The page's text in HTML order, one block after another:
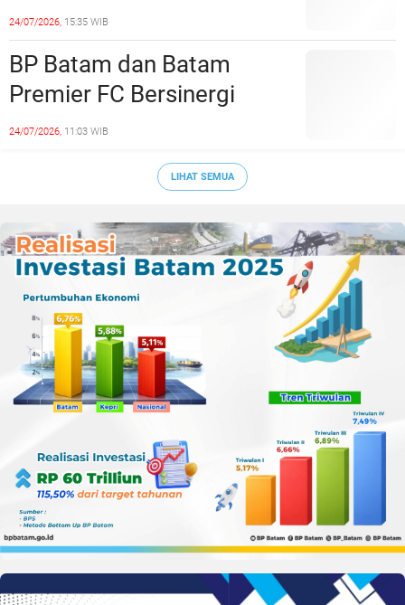
Siapkan Lulusan Siap Kerja
Era Digital
24/07/2026, 15:35 WIB
BP Batam dan Batam
Premier FC Bersinergi
Cetak Generasi Emas
24/07/2026, 11:03 WIB
LIHAT SEMUA